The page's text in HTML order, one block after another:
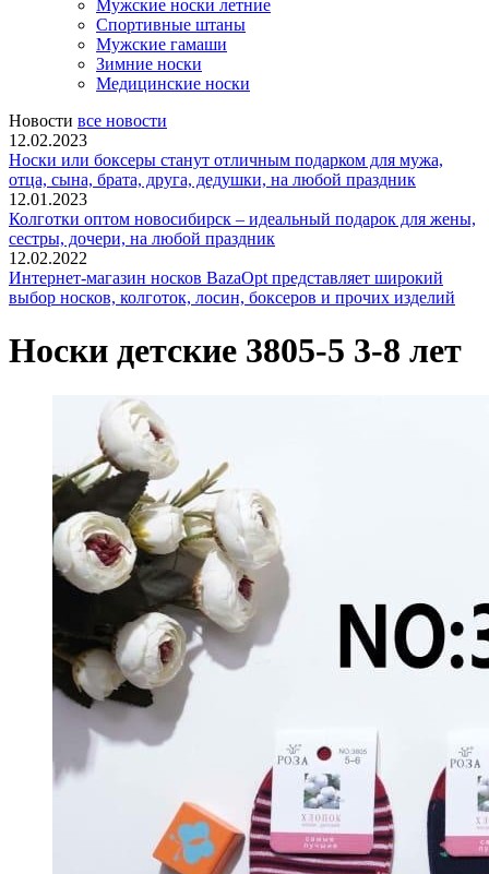
Мужские носки летние
Спортивные штаны
Мужские гамаши
Зимние носки
Медицинские носки
Новости все новости
12.02.2023
Носки или боксеры станут отличным подарком для мужа,
отца, сына, брата, друга, дедушки, на любой праздник
12.01.2023
Колготки оптом новосибирск – идеальный подарок для жены,
сестры, дочери, на любой праздник
12.02.2022
Интернет-магазин носков BazaOpt представляет широкий
выбор носков, колготок, лосин, боксеров и прочих изделий
Носки детские 3805-5 3-8 лет